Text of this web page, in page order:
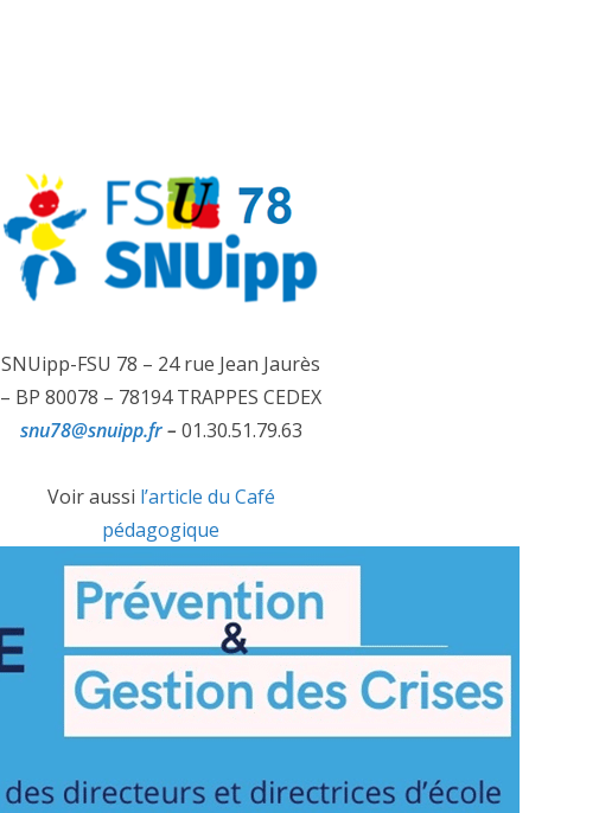
SNUipp-FSU 78 – 24 rue Jean Jaurès
– BP 80078 – 78194 TRAPPES CEDEX
snu78@snuipp.fr– 01.30.51.79.63
Voir aussi l’article du Café
pédagogique